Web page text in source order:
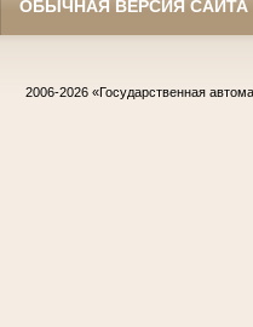
ОБЫЧНАЯ ВЕРСИЯ САЙТА
2006-2026 «Государственная